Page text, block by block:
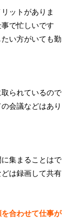
ットがありま
で忙しいです
い方がいても勤
られているので
会議などはあり
集まることはで
は録画して共有
を合わせて仕事が